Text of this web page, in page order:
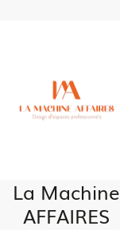
La Machine
AFFAIRES